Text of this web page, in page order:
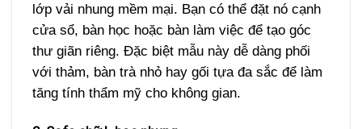
lớp vải nhung mềm mại. Bạn có thể đặt nó cạnh
cửa sổ, bàn học hoặc bàn làm việc để tạo góc
thư giãn riêng. Đặc biệt mẫu này dễ dàng phối
với thảm, bàn trà nhỏ hay gối tựa đa sắc để làm
tăng tính thẩm mỹ cho không gian.